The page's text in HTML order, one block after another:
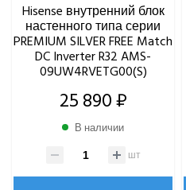
Hisense внутренний блок
настенного типа серии
PREMIUM SILVER FREE Match
DC Inverter R32 AMS-
09UW4RVETG00(S)
25 890 ₽
В наличии
шт